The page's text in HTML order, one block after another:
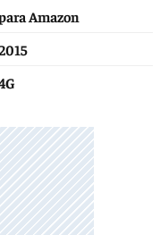
Amazon